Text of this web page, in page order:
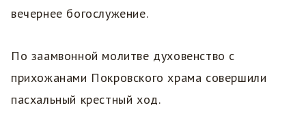
вечернее богослужение.
По заамвонной молитве духовенство с
прихожанами Покровского храма совершили
пасхальный крестный ход.